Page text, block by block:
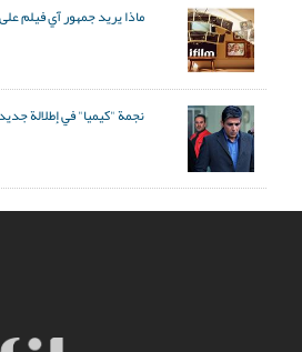
ماذا يريد جمهور آي فيلم
نجمة "كيميا" في إطلالة